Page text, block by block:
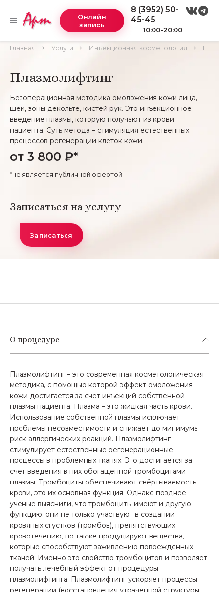
Онлайн
запись
8 (3952) 50-
45-45
10:00-20:00
Главная Услуги Инъекционная косметология
Плазмолифтинг
Безоперационная методика омоложения кожи лица,
шеи, зоны декольте, кистей рук. Это инъекционное
введение плазмы, которую получают из крови
пациента. Суть метода – стимуляция естественных
процессов регенерации клеток кожи.
от 3 800 ₽*
*не является публичной офертой
Записаться на услугу
Записаться
О процедуре
Плазмолифтинг – это современная косметологическая
методика, с помощью которой эффект омоложения
кожи достигается за счёт инъекций собственной
плазмы пациента. Плазма – это жидкая часть крови.
Использование собственной плазмы исключает
проблемы несовместимости и снижает до минимума
риск аллергических реакций. Плазмолифтинг
стимулирует естественные регенерационные
процессы в проблемных тканях. Это достигается за
счет введения в них обогащенной тромбоцитами
плазмы. Тромбоциты обеспечивают свёртываемость
крови, это их основная функция. Однако позднее
учёные выяснили, что тромбоциты имеют и другую
функцию: они не только участвуют в создании
кровяных сгустков (тромбов), препятствующих
кровотечению, но также продуцируют вещества,
которые способствуют заживлению поврежденных
тканей. Именно это свойство тромбоцитов и позволяет
получать лечебный эффект от процедуры
плазмолифтинга. Плазмолифтинг ускоряет процессы
регенерации (восстановления утраченной структуры